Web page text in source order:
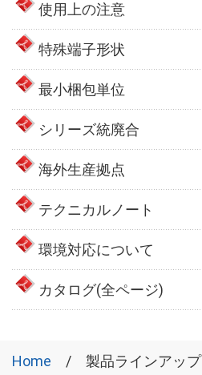
使用上の注意
特殊端子形状
最小梱包単位
シリーズ統廃合
海外生産拠点
テクニカルノート
環境対応について
カタログ(全ページ)
Home 製品ラインアップ